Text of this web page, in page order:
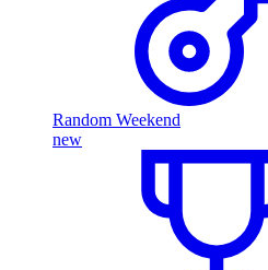
Random Weekend
new